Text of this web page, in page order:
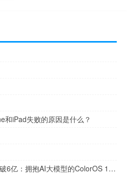
和iPad失败的原因是什么？
OPPO ColorOS月活用户突破6亿：拥抱AI大模型的ColorOS 14引期待